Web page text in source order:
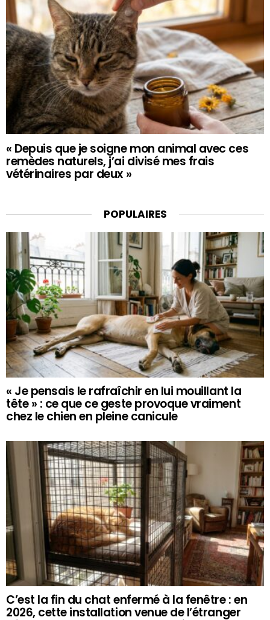
« Depuis que je soigne mon animal avec ces
remèdes naturels, j’ai divisé mes frais
vétérinaires par deux »
POPULAIRES
« Je pensais le rafraîchir en lui mouillant la
tête » : ce que ce geste provoque vraiment
chez le chien en pleine canicule
C’est la fin du chat enfermé à la fenêtre : en
2026, cette installation venue de l’étranger